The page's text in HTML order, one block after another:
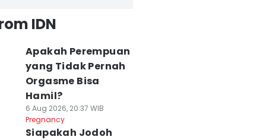
IDN
Apakah Perempuan
yang Tidak Pernah
Orgasme Bisa
Hamil?
6 Aug 2026, 20:37 WIB
Pregnancy
Siapakah Jodoh